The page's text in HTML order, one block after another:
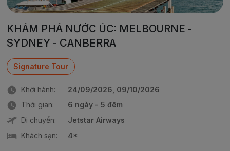
KHÁM PHÁ NƯỚC ÚC: MELBOURNE -
SYDNEY - CANBERRA
Signature Tour
Khởi hành:
24/09/2026, 09/10/2026
Thời gian:
6 ngày - 5 đêm
Di chuyển:
Jetstar Airways
Khách sạn:
4*